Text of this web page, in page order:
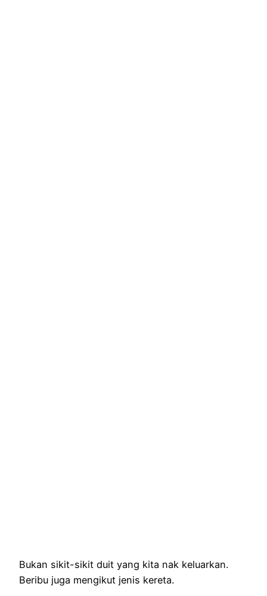
Bukan sikit-sikit duit yang kita nak keluarkan.
Beribu juga mengikut jenis kereta.